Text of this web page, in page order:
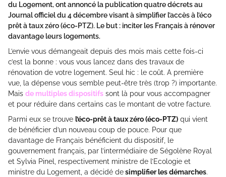
du Logement, ont annoncé la publication quatre décrets au
Journal officiel du 4 décembre visant à simplifier l’accès à l’éco
prêt à taux zéro (éco-PTZ). Le but : inciter les Français à rénover
davantage leurs logements.
L’envie vous démangeait depuis des mois mais cette fois-ci
c’est la bonne : vous vous lancez dans des travaux de
rénovation de votre logement. Seul hic : le coût. A première
vue, la dépense vous semble peut-être très (trop ?) importante.
Mais de multiples dispositifs sont là pour vous accompagner
et pour réduire dans certains cas le montant de votre facture.
Parmi eux se trouve l’éco-prêt à taux zéro (éco-PTZ) qui vient
de bénéficier d’un nouveau coup de pouce. Pour que
davantage de Français bénéficient du dispositif, le
gouvernement français, par l’intermédiaire de Ségolène Royal
et Sylvia Pinel, respectivement ministre de l’Ecologie et
ministre du Logement, a décidé desimplifier les démarches.